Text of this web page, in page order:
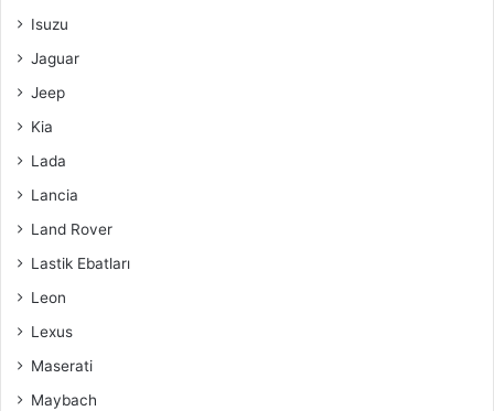
Isuzu
Jaguar
Jeep
Kia
Lada
Lancia
Land Rover
Lastik Ebatları
Leon
Lexus
Maserati
Maybach